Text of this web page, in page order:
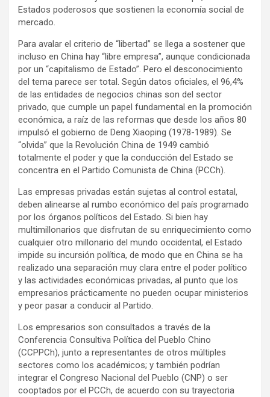
Estados poderosos que sostienen la economía social de
mercado.
Para avalar el criterio de “libertad” se llega a sostener que
incluso en China hay “libre empresa”, aunque condicionada
por un “capitalismo de Estado”. Pero el desconocimiento
del tema parece ser total. Según datos oficiales, el 96,4%
de las entidades de negocios chinas son del sector
privado, que cumple un papel fundamental en la promoción
económica, a raíz de las reformas que desde los años 80
impulsó el gobierno de Deng Xiaoping (1978-1989). Se
“olvida” que la Revolución China de 1949 cambió
totalmente el poder y que la conducción del Estado se
concentra en el Partido Comunista de China (PCCh).
Las empresas privadas están sujetas al control estatal,
deben alinearse al rumbo económico del país programado
por los órganos políticos del Estado. Si bien hay
multimillonarios que disfrutan de su enriquecimiento como
cualquier otro millonario del mundo occidental, el Estado
impide su incursión política, de modo que en China se ha
realizado una separación muy clara entre el poder político
y las actividades económicas privadas, al punto que los
empresarios prácticamente no pueden ocupar ministerios
y peor pasar a conducir al Partido.
Los empresarios son consultados a través de la
Conferencia Consultiva Política del Pueblo Chino
(CCPPCh), junto a representantes de otros múltiples
sectores como los académicos; y también podrían
integrar el Congreso Nacional del Pueblo (CNP) o ser
cooptados por el PCCh, de acuerdo con su trayectoria